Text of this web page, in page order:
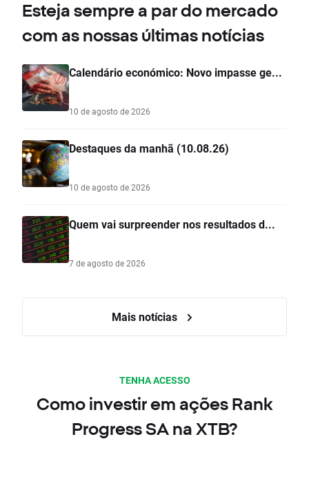
Esteja sempre a par do mercado
com as nossas últimas notícias
Calendário económico: Novo impasse ge...
10 de agosto de 2026
Destaques da manhã (10.08.26)
10 de agosto de 2026
Quem vai surpreender nos resultados d...
7 de agosto de 2026
Mais notícias
TENHA ACESSO
Como investir em ações Rank
Progress SA na XTB?